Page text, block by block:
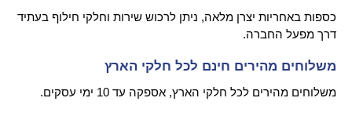
כספות באחריות יצרן מלאה, ניתן לרכוש שירות וחלקי חילוף בעתיד
דרך מפעל החברה.
משלוחים מהירים חינם לכל חלקי הארץ
משלוחים מהירים לכל חלקי הארץ, אספקה עד 10 ימי עסקים.